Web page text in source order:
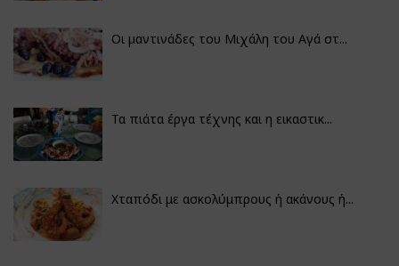
Οι μαντινάδες του Μιχάλη του Αγά στ...
Τα πιάτα έργα τέχνης και η εικαστικ...
Χταπόδι με ασκολύμπρους ή ακάνους ή...